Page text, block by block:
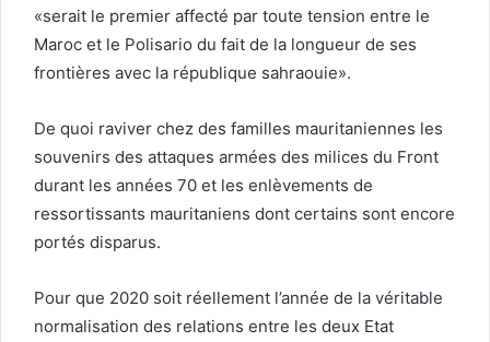
«serait le premier affecté par toute tension entre le
Maroc et le Polisario du fait de la longueur de ses
frontières avec la république sahraouie».
De quoi raviver chez des familles mauritaniennes les
souvenirs des attaques armées des milices du Front
durant les années 70 et les enlèvements de
ressortissants mauritaniens dont certains sont encore
portés disparus.
Pour que 2020 soit réellement l’année de la véritable
normalisation des relations entre les deux Etat